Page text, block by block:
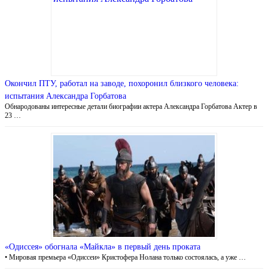
Окончил ПТУ, работал на заводе, похоронил близкого человека:
испытания Александра Горбатова
Обнародованы интересные детали биографии актера Александра Горбатова Актер в
23 …
«Одиссея» обогнала «Майкла» в первый день проката
• Мировая премьера «Одиссеи» Кристофера Нолана только состоялась, а уже …